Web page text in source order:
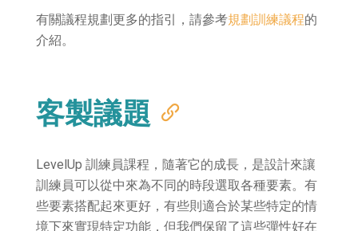
有關議程規劃更多的指引，請參考規劃訓練議程的
介紹。
客製議題
LevelUp 訓練員課程，隨著它的成長，是設計來讓
訓練員可以從中來為不同的時段選取各種要素。有
些要素搭配起來更好，有些則適合於某些特定的情
境下來實現特定功能，但我們保留了這些彈性好在